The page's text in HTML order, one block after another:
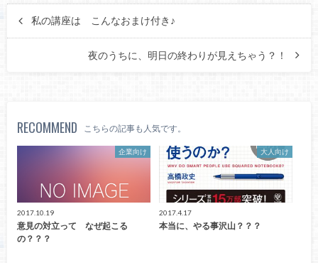
私の講座は こんなおまけ付き♪
夜のうちに、明日の終わりが見えちゃう？！
RECOMMEND こちらの記事も人気です。
企業向け
2017.10.19
意見の対立って なぜ起こる
の？？？
大人向け
2017.4.17
本当に、やる事沢山？？？